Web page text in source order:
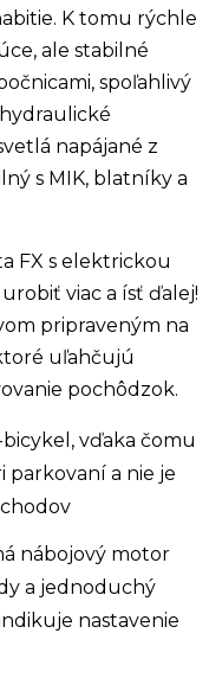
K tomu rýchle
ale stabilné
spoľahlivý
napájané z
s MIK, blatníky a
FX s elektrickou
viac a ísť ďalej!
pripraveným na
uľahčujú
pochôdzok.
vďaka čomu
parkovaní a nie je
nábojový motor
a jednoduchý
nastavenie